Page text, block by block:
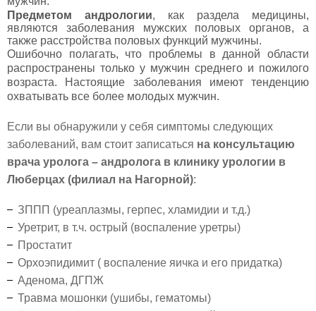
Предметом андрологии, как раздела медицины,
являются заболевания мужских половых органов, а
также расстройства половых функций мужчины.
Ошибочно полагать, что проблемы в данной области
распространены только у мужчин среднего и пожилого
возраста. Настоящие заболевания имеют тенденцию
охватывать все более молодых мужчин.
Если вы обнаружили у себя симптомы следующих
заболеваний, вам стоит записаться на консультацию
врача уролога – андролога в клинику урологии в
Люберцах (филиал на Нагорной):
ЗППП (уреаплазмы, герпес, хламидии и т.д.)
Уретрит, в т.ч. острый (воспаление уретры)
Простатит
Орхоэпидимит ( воспаление яичка и его придатка)
Аденома, ДГПЖ
Травма мошонки (ушибы, гематомы)